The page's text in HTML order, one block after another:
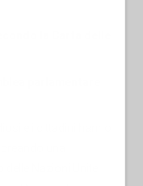
la Carta delle
parlamentare
una
Nazioni Unite.